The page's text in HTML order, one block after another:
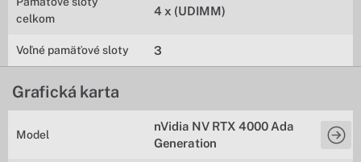
celkom
4 x (UDIMM)
Voľné pamäťové sloty 3
Grafická karta
Model
nVidia NV RTX 4000 Ada
Generation